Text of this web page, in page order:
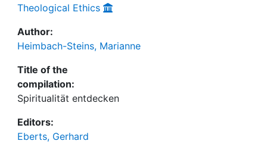
Theological Ethics
Author:
Heimbach-Steins, Marianne
Title of the
compilation:
Spiritualität entdecken
Editors:
Eberts, Gerhard